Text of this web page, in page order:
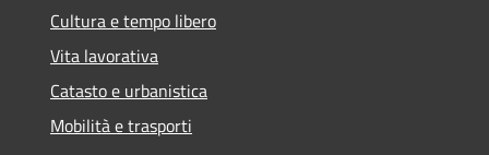
Cultura e tempo libero
Vita lavorativa
Catasto e urbanistica
Mobilità e trasporti